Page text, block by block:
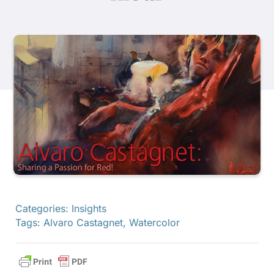
Evenementen
Blog
Bronnen
Vind een winkel
Neem contact met ons op
Categories: Insights
Tags: Alvaro Castagnet, Watercolor